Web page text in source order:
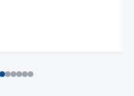
012345